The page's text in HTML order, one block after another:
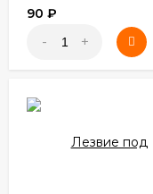
90 ₽
- +